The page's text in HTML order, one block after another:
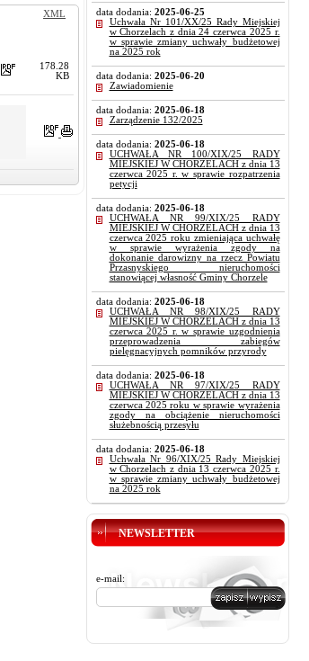
XML
178.28
KB
data dodania: 2025-06-25
Uchwała Nr 101/XX/25 Rady Miejskiej
w Chorzelach z dnia 24 czerwca 2025 r.
w sprawie zmiany uchwały budżetowej
na 2025 rok
data dodania: 2025-06-20
Zawiadomienie
data dodania: 2025-06-18
Zarządzenie 132/2025
data dodania: 2025-06-18
UCHWAŁA NR 100/XIX/25 RADY
MIEJSKIEJ W CHORZELACH z dnia 13
czerwca 2025 r. w sprawie rozpatrzenia
petycji
data dodania: 2025-06-18
UCHWAŁA NR 99/XIX/25 RADY
MIEJSKIEJ W CHORZELACH z dnia 13
czerwca 2025 roku zmieniająca uchwałę
w sprawie wyrażenia zgody na
dokonanie darowizny na rzecz Powiatu
Przasnyskiego nieruchomości
stanowiącej własność Gminy Chorzele
data dodania: 2025-06-18
UCHWAŁA NR 98/XIX/25 RADY
MIEJSKIEJ W CHORZELACH z dnia 13
czerwca 2025 r. w sprawie uzgodnienia
przeprowadzenia zabiegów
pielęgnacyjnych pomników przyrody
data dodania: 2025-06-18
UCHWAŁA NR 97/XIX/25 RADY
MIEJSKIEJ W CHORZELACH z dnia 13
czerwca 2025 roku w sprawie wyrażenia
zgody na obciążenie nieruchomości
służebnością przesyłu
data dodania: 2025-06-18
Uchwała Nr 96/XIX/25 Rady Miejskiej
w Chorzelach z dnia 13 czerwca 2025 r.
w sprawie zmiany uchwały budżetowej
na 2025 rok
NEWSLETTER
e-mail: